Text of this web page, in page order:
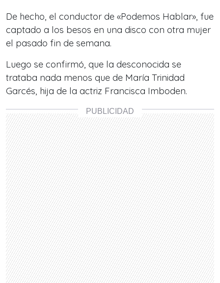
De hecho, el conductor de «Podemos Hablar», fue
captado a los besos en una disco con otra mujer
el pasado fin de semana.
Luego se confirmó, que la desconocida se
trataba nada menos que de María Trinidad
Garcés, hija de la actriz Francisca Imboden.